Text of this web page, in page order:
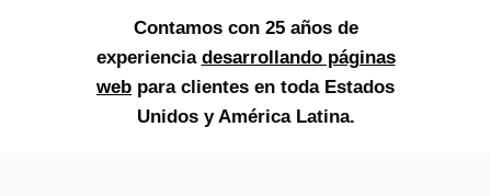
Contamos con 25 años de
experiencia desarrollando páginas
web para clientes en toda Estados
Unidos y América Latina.